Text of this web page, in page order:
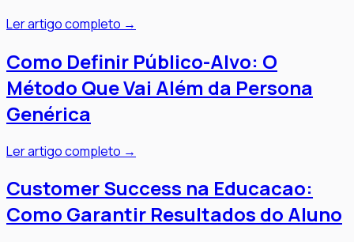
Ler artigo completo →
Como Definir Público-Alvo: O
Método Que Vai Além da Persona
Genérica
Ler artigo completo →
Customer Success na Educacao:
Como Garantir Resultados do Aluno